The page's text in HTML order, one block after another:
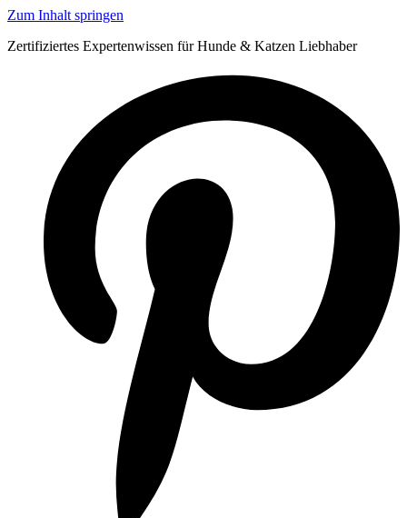
Zum Inhalt springen
Zertifiziertes Expertenwissen für Hunde & Katzen Liebhaber